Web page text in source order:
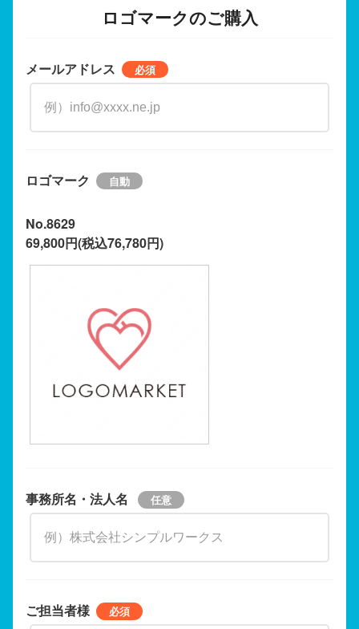
ロゴマークのご購入
メールアドレス
ロゴマーク
No.8629
69,800円(税込76,780円)
事務所名・法人名
ご担当者様